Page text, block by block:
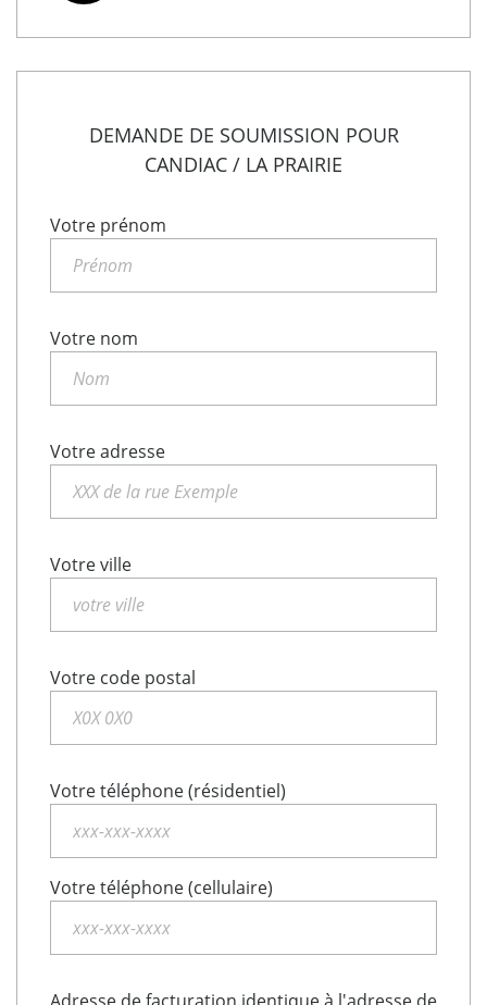
DEMANDE DE SOUMISSION POUR
CANDIAC / LA PRAIRIE
Votre prénom
Votre nom
Votre adresse
Votre ville
Votre code postal
Votre téléphone (résidentiel)
Votre téléphone (cellulaire)